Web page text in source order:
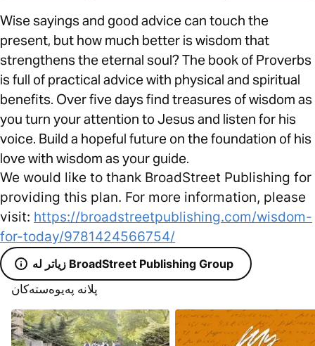
Wise sayings and good advice can touch the
present, but how much better is wisdom that
strengthens the eternal soul? The book of Proverbs
is full of practical advice with physical and spiritual
benefits. Over five days find treasures of wisdom as
you turn your attention to Jesus and listen for his
voice. Build a hopeful future on the foundation of his
love with wisdom as your guide.
We would like to thank BroadStreet Publishing for
providing this plan. For more information, please
visit: https://broadstreetpublishing.com/wisdom-
for-today/9781424566754/
زیاتر لە BroadStreet Publishing Group
پلانە پەیوەستەکان